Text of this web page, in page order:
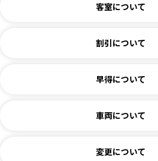
客室について
割引について
早得について
車両について
変更について